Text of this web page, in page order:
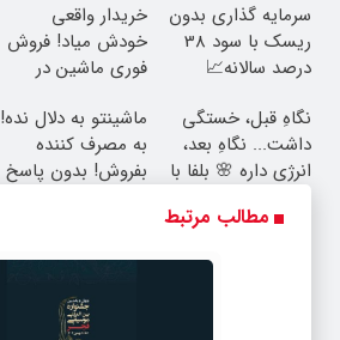
سرمایه گذاری بدون
ریسک با سود 38
درصد سالانه📈
خریدار واقعی
خودش میاد! فروش
فوری ماشین در
نگاهِ قبل، خستگی
داشت... نگاهِ بعد،
انرژی داره 🌸 بلفا با
ماشینتو به دلال نده!
به مصرف کننده
بفروش! بدون پاسخ
مطالب مرتبط